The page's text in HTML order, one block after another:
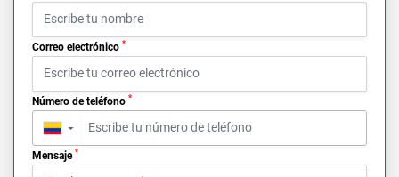
Correo electrónico *
Número de teléfono *
▼
Mensaje *